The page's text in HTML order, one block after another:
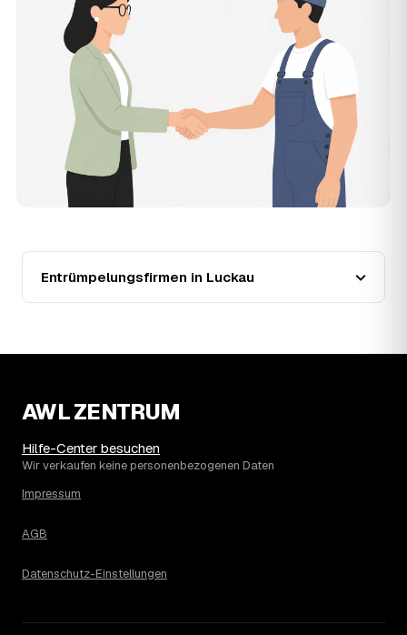
der Entrümpler, den Sie selbst auswählen.
Was kostet die Entrümpelung einer normalen
Wohnung in Luckau?
Für eine durchschnittliche Wohnung mit rund 65 m² liegen
die Kosten in Luckau bei etwa 1.840 €, das entspricht im
Schnitt rund 30,2 € je Quadratmeter. Zugänglichkeit
(Etage, Aufzug), Menge und Sperrmüllanteil verschieben
den Preis nach oben oder unten — den genauen
Festpreis nennt Ihnen der Entrümpler nach kurzer
Beschreibung.
Werden Entrümpelungen in Luckau in Zukunft
Seit 2020 verlief die Preisentwicklung in Luckau fallend
(−23 %), mit dem bisherigen Höchststand im Jahr 2020.
Eine Prognose lässt sich daraus nicht ableiten, aber die
Daten zeigen: Wer frühzeitig anfragt, sichert sich das
Die Spanne ergibt sich vor allem aus Menge und
eher am unteren Ende, eine voll möblierte Wohnung mit
Etage ohne Aufzug oder viel Sperrmüll eher am oberen.
Sondermüllanteil verschieben den Endpreis. Den genauen
kostenlosen Einschätzung.
Entrümpelungsfirmen in Luckau
AWL ZENTRUM
Hilfe-Center besuchen
Wir verkaufen keine personenbezogenen Daten
Impressum
AGB
Datenschutz-Einstellungen